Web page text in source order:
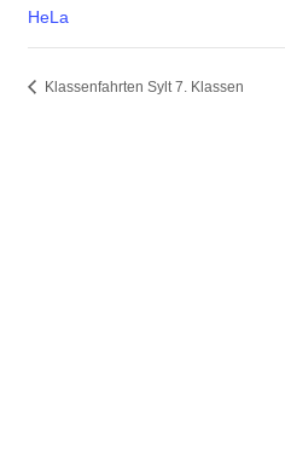
HeLa
Klassenfahrten Sylt 7. Klassen